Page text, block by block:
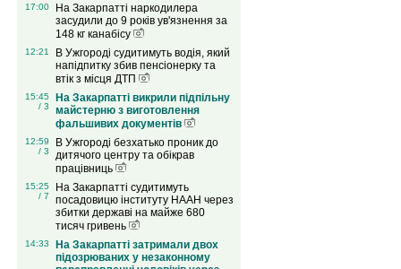
17:00
На Закарпатті наркодилера
засудили до 9 років ув'язнення за
148 кг канабісу
12:21
В Ужгороді судитимуть водія, який
напідпитку збив пенсіонерку та
втік з місця ДТП
15:45
/ 3
На Закарпатті викрили підпільну
майстерню з виготовлення
фальшивих документів
12:59
/ 3
В Ужгороді безхатько проник до
дитячого центру та обікрав
працівниць
15:25
/ 7
На Закарпатті судитимуть
посадовицю інституту НААН через
збитки державі на майже 680
тисяч гривень
14:33
На Закарпатті затримали двох
підозрюваних у незаконному